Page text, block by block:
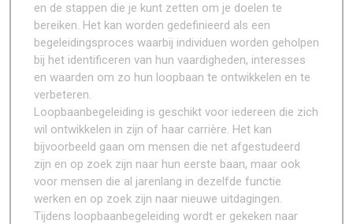
en de stappen die je kunt zetten om je doelen te
bereiken. Het kan worden gedefinieerd als een
begeleidingsproces waarbij individuen worden geholpen
bij het identificeren van hun vaardigheden, interesses
en waarden om zo hun loopbaan te ontwikkelen en te
verbeteren.
Loopbaanbegeleiding is geschikt voor iedereen die zich
wil ontwikkelen in zijn of haar carrière. Het kan
bijvoorbeeld gaan om mensen die net afgestudeerd
zijn en op zoek zijn naar hun eerste baan, maar ook
voor mensen die al jarenlang in dezelfde functie
werken en op zoek zijn naar nieuwe uitdagingen.
Tijdens loopbaanbegeleiding wordt er gekeken naar